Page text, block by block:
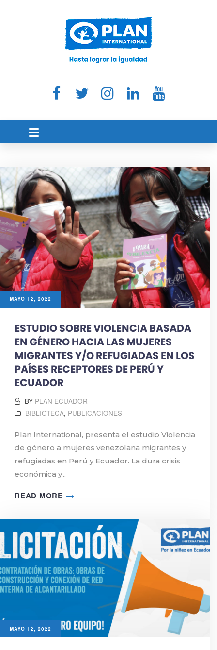
MAYO 12, 2022
ESTUDIO SOBRE VIOLENCIA BASADA
EN GÉNERO HACIA LAS MUJERES
MIGRANTES Y/O REFUGIADAS EN LOS
PAÍSES RECEPTORES DE PERÚ Y
ECUADOR
BY PLAN ECUADOR
BIBLIOTECA, PUBLICACIONES
Plan International, presenta el estudio Violencia
de género a mujeres venezolana migrantes y
refugiadas en Perú y Ecuador. La dura crisis
económica y...
READ MORE
MAYO 12, 2022